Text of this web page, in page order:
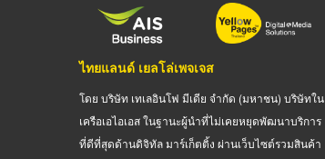
ไทยแลนด์ เยลโล่เพจเจส
โดย บริษัท เทเลอินโฟ มีเดีย จำกัด (มหาชน) บริษัทใน
เครือเอไอเอส ในฐานะผู้นำที่ไม่เคยหยุดพัฒนาบริการ
ที่ดีที่สุดด้านดิจิทัล มาร์เก็ตติ้ง ผ่านเว็บไซต์รวมสินค้า